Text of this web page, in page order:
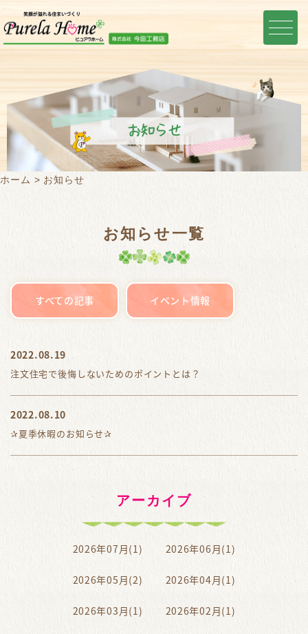
お知らせ
ホーム お知らせ
お知らせ一覧
すべての記事 イベント情報
2022.08.19
注文住宅で後悔しないためのポイントとは？
2022.08.10
✰夏季休暇のお知らせ✰
アーカイブ
2026年07月(1) 2026年06月(1)
2026年05月(2) 2026年04月(1)
2026年03月(1) 2026年02月(1)